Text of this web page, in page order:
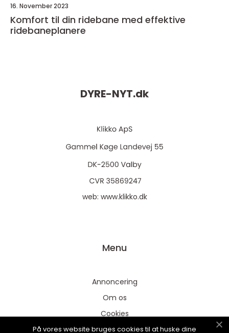
16. November 2023
Komfort til din ridebane med effektive
ridebaneplanere
DYRE-NYT.dk
web: www.klikko.dk
Menu
Annoncering
Om os
Cookies
Kontakt os
På vores website bruges cookies til at huske dine